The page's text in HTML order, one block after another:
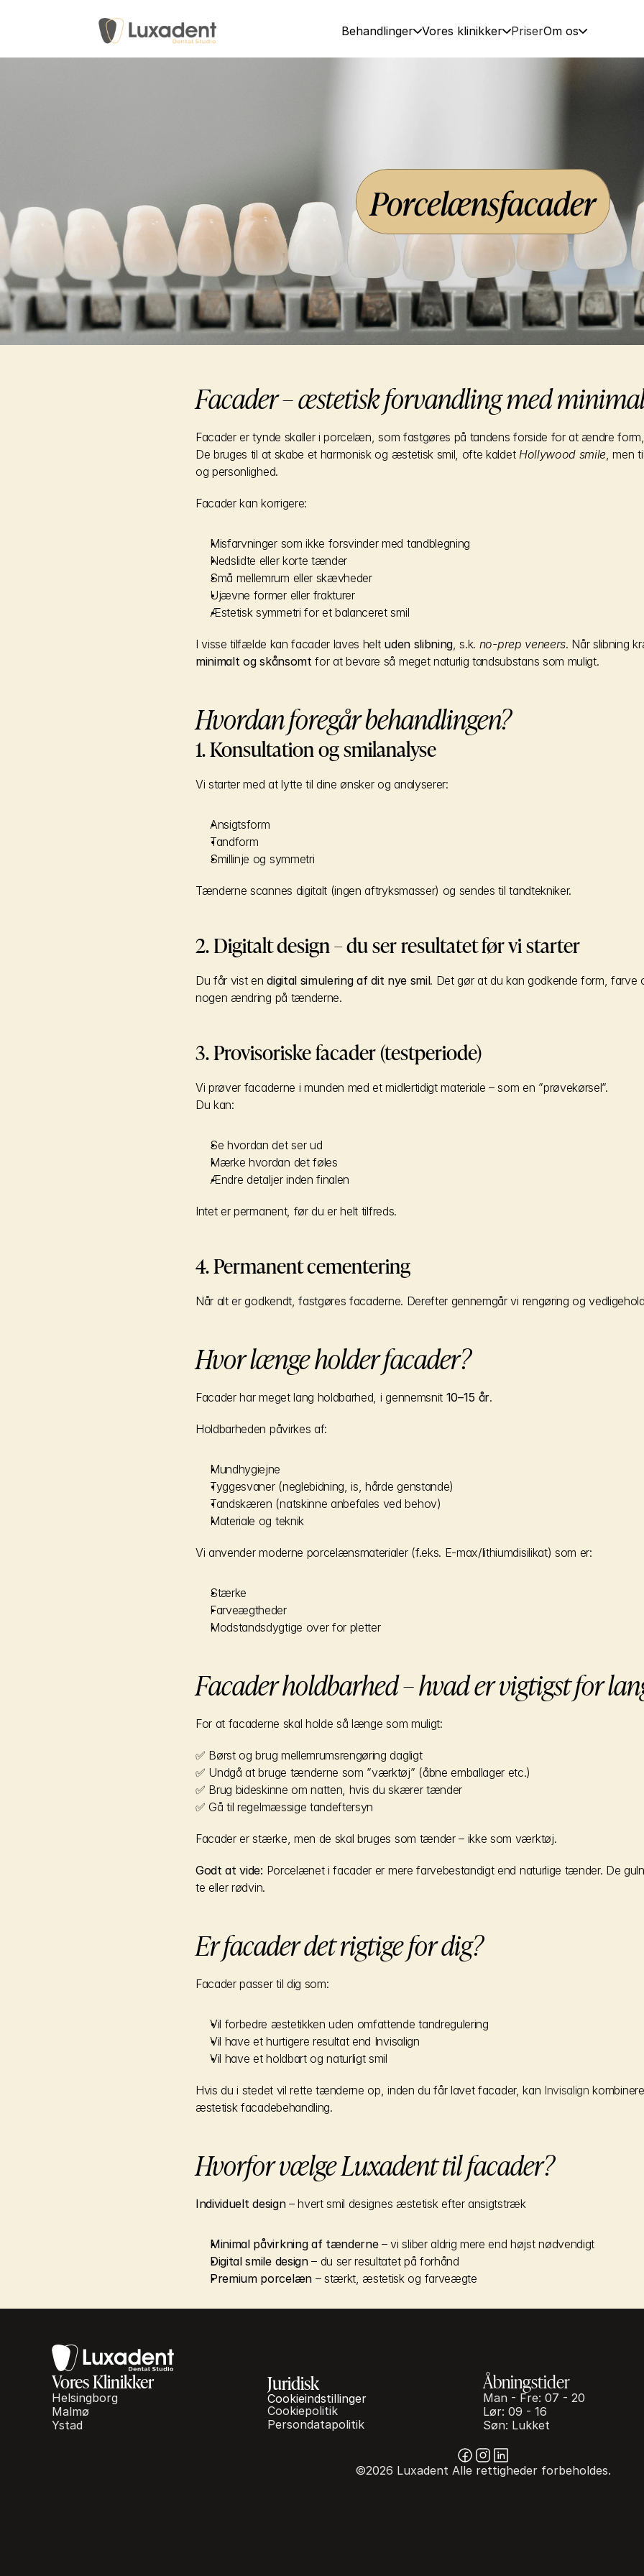
Behandlinger Vores klinikker PriserOm os
Porcelænsfacader
Facader – æstetisk forvandling med
Facader er tynde skaller i porcelæn, som fastgøres på tandens forside for at ændre
De bruges til at skabe et harmonisk og æstetisk smil, ofte kaldet Hollywood smile, men
og personlighed.
Facader kan korrigere:
Misfarvninger som ikke forsvinder med tandblegning
Nedslidte eller korte tænder
Små mellemrum eller skævheder
Ujævne former eller frakturer
Æstetisk symmetri for et balanceret smil
I visse tilfælde kan facader laves helt uden slibning, s.k. no-prep veneers
minimalt og skånsomt for at bevare så meget naturlig tandsubstans som muligt.
Hvordan foregår behandlingen?
1. Konsultation og smilanalyse
Vi starter med at lytte til dine ønsker og analyserer:
Ansigtsform
Tandform
Smillinje og symmetri
Tænderne scannes digitalt (ingen aftryksmasser) og sendes til tandtekniker.
2. Digitalt design – du ser resultatet før vi starter
Du får vist en digital simulering af dit nye smil. Det gør at du kan godkende form, farve
nogen ændring på tænderne.
3. Provisoriske facader (testperiode)
Vi prøver facaderne i munden med et midlertidigt materiale – som en ”prøvekørsel”.
Du kan:
Se hvordan det ser ud
Mærke hvordan det føles
Ændre detaljer inden finalen
Intet er permanent, før du er helt tilfreds.
4. Permanent cementering
Når alt er godkendt, fastgøres facaderne. Derefter gennemgår vi rengøring og
Hvor længe holder facader?
Facader har meget lang holdbarhed, i gennemsnit 10–15 år.
Holdbarheden påvirkes af:
Mundhygiejne
Tyggesvaner (neglebidning, is, hårde genstande)
Tandskæren (natskinne anbefales ved behov)
Materiale og teknik
Vi anvender moderne porcelænsmaterialer (f.eks. E-max/lithiumdisilikat) som er:
Stærke
Farveægtheder
Modstandsdygtige over for pletter
Facader holdbarhed – hvad er vigtigst for
For at facaderne skal holde så længe som muligt:
✅ Børst og brug mellemrumsrengøring dagligt
✅ Undgå at bruge tænderne som ”værktøj” (åbne emballager etc.)
✅ Brug bideskinne om natten, hvis du skærer tænder
✅ Gå til regelmæssige tandeftersyn
Facader er stærke, men de skal bruges som tænder – ikke som værktøj.
Godt at vide: Porcelænet i facader er mere farvebestandigt end naturlige tænder. De
te eller rødvin.
Er facader det rigtige for dig?
Facader passer til dig som:
Vil forbedre æstetikken uden omfattende tandregulering
Vil have et hurtigere resultat end Invisalign
Vil have et holdbart og naturligt smil
Hvis du i stedet vil rette tænderne op, inden du får lavet facader, kan Invisalign
æstetisk facadebehandling.
Hvorfor vælge Luxadent til facader?
Individuelt design – hvert smil designes æstetisk efter ansigtstræk
Minimal påvirkning af tænderne – vi sliber aldrig mere end højst nødvendigt
Digital smile design – du ser resultatet på forhånd
Premium porcelæn – stærkt, æstetisk og farveægte
Vores Klinikker
Helsingborg
Malmø
Ystad
Juridisk
Cookieindstillinger
Cookiepolitik
Persondatapolitik
Åbningstider
Man - Fre: 07 - 20
Lør: 09 - 16
Søn: Lukket
©2026 Luxadent Alle rettigheder forbeholdes.